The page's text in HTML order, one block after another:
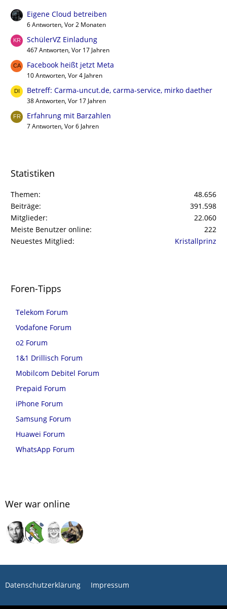
Eigene Cloud betreiben
6 Antworten, Vor 2 Monaten
SchülerVZ Einladung
467 Antworten, Vor 17 Jahren
Facebook heißt jetzt Meta
10 Antworten, Vor 4 Jahren
Betreff: Carma-uncut.de, carma-service, mirko daether
38 Antworten, Vor 17 Jahren
Erfahrung mit Barzahlen
7 Antworten, Vor 6 Jahren
Statistiken
Themen
48.656
Beiträge
391.598
Mitglieder
22.060
Meiste Benutzer online
222
Neuestes Mitglied
Kristallprinz
Foren-Tipps
Telekom Forum
Vodafone Forum
o2 Forum
1&1 Drillisch Forum
Mobilcom Debitel Forum
Prepaid Forum
iPhone Forum
Samsung Forum
Huawei Forum
WhatsApp Forum
Wer war online
Datenschutzerklärung Impressum